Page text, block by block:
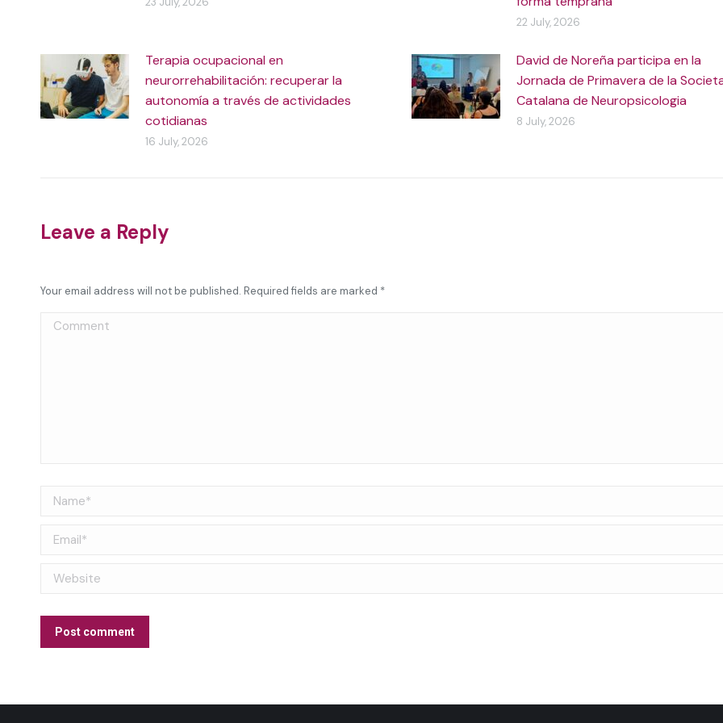
22 July, 2026
Terapia ocupacional en
neurorrehabilitación: recuperar la
autonomía a través de actividades
cotidianas
16 July, 2026
David de Noreña participa en la
Jornada de Primavera de la
Catalana de Neuropsicologia
8 July, 2026
Leave a Reply
Your email address will not be published. Required fields are marked *
Comment
Name *
Email *
Website
Post comment